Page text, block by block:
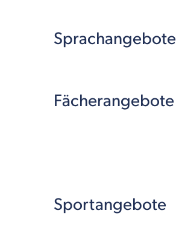
Sprachangebote
Fächerangebote
Sportangebote